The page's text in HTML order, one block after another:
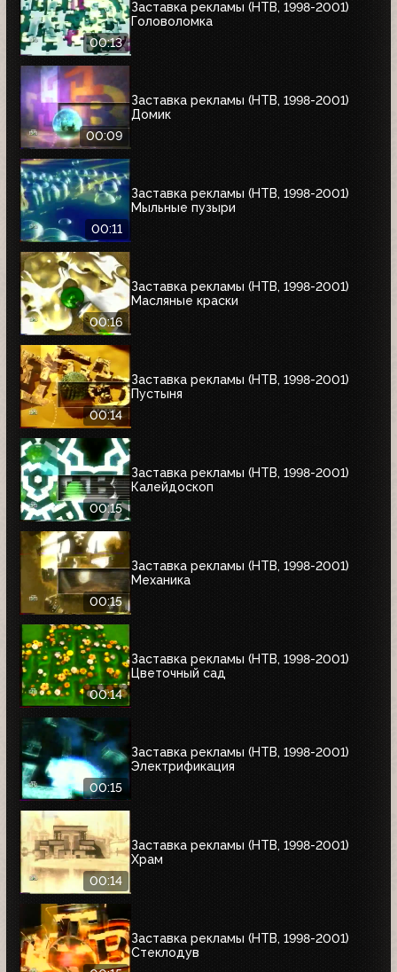
00:13
Заставка рекламы (НТВ, 1998-2001)
Головоломка
00:09
Заставка рекламы (НТВ, 1998-2001)
Домик
00:11
Заставка рекламы (НТВ, 1998-2001)
Мыльные пузыри
00:16
Заставка рекламы (НТВ, 1998-2001)
Масляные краски
00:14
Заставка рекламы (НТВ, 1998-2001)
Пустыня
00:15
Заставка рекламы (НТВ, 1998-2001)
Калейдоскоп
00:15
Заставка рекламы (НТВ, 1998-2001)
Механика
00:14
Заставка рекламы (НТВ, 1998-2001)
Цветочный сад
00:15
Заставка рекламы (НТВ, 1998-2001)
Электрификация
00:14
Заставка рекламы (НТВ, 1998-2001)
Храм
Заставка рекламы (НТВ, 1998-2001)
Стеклодув